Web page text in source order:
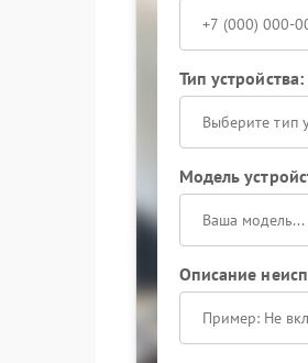
Тип устройства:
Выберите тип
Модель
Описание